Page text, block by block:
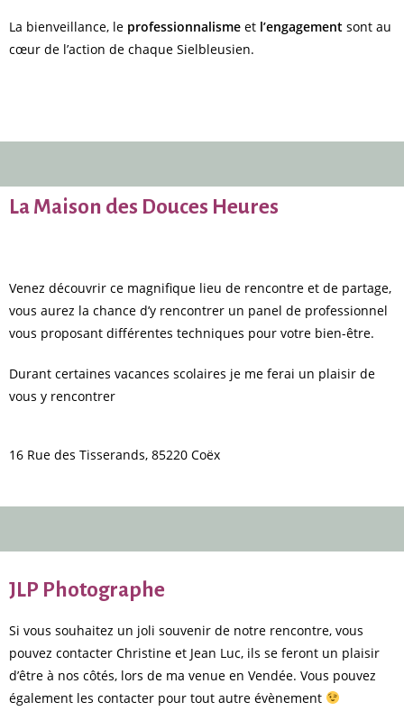
La bienveillance, le professionnalisme et l’engagement sont au
cœur de l’action de chaque Sielbleusien.
La Maison des Douces Heures
Venez découvrir ce magnifique lieu de rencontre et de partage,
vous aurez la chance d’y rencontrer un panel de professionnel
vous proposant différentes techniques pour votre bien-être.
Durant certaines vacances scolaires je me ferai un plaisir de
vous y rencontrer
16 Rue des Tisserands, 85220 Coëx
JLP Photographe
Si vous souhaitez un joli souvenir de notre rencontre, vous
pouvez contacter Christine et Jean Luc, ils se feront un plaisir
d’être à nos côtés, lors de ma venue en Vendée. Vous pouvez
également les contacter pour tout autre évènement